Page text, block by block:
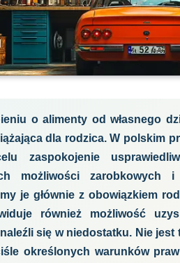
o alimenty od własnego
dla rodzica. W polskim
zaspokojenie
możliwości zarobkowych
je głównie z obowiązkiem
również możliwość
się w niedostatku. Nie
określonych warunków